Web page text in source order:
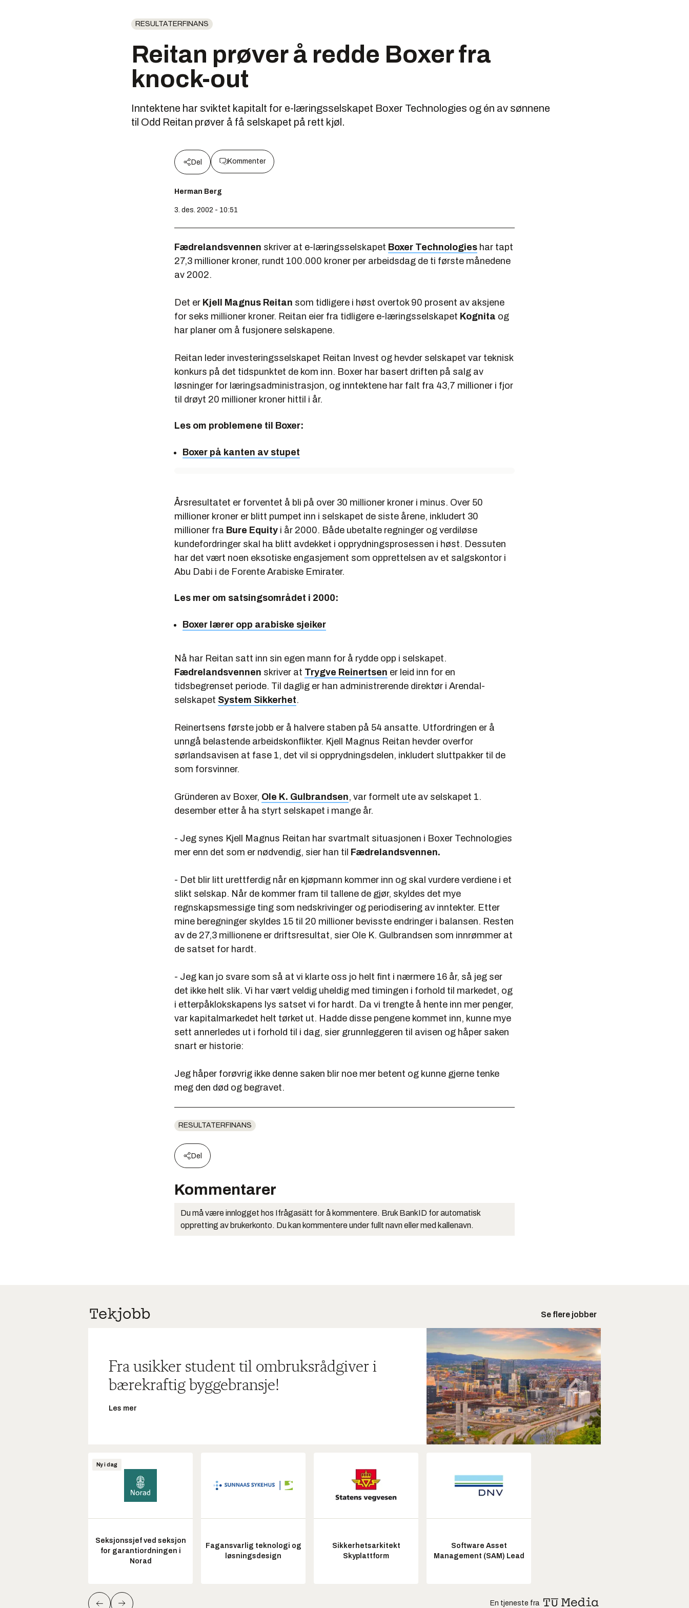
RESULTATERFINANS
Reitan prøver å redde Boxer fra
knock-out
Inntektene har sviktet kapitalt for e-læringsselskapet Boxer Technologies og én av sønnene
til Odd Reitan prøver å få selskapet på rett kjøl.
Del Kommenter
Herman Berg
3. des. 2002 - 10:51
Fædrelandsvennen skriver at e-læringsselskapet Boxer Technologies har tapt
27,3 millioner kroner, rundt 100.000 kroner per arbeidsdag de ti første månedene
av 2002.
Det er Kjell Magnus Reitan som tidligere i høst overtok 90 prosent av aksjene
for seks millioner kroner. Reitan eier fra tidligere e-læringsselskapet Kognita og
har planer om å fusjonere selskapene.
Reitan leder investeringsselskapet Reitan Invest og hevder selskapet var teknisk
konkurs på det tidspunktet de kom inn. Boxer har basert driften på salg av
løsninger for læringsadministrasjon, og inntektene har falt fra 43,7 millioner i fjor
til drøyt 20 millioner kroner hittil i år.
Les om problemene til Boxer:
Boxer på kanten av stupet
Årsresultatet er forventet å bli på over 30 millioner kroner i minus. Over 50
millioner kroner er blitt pumpet inn i selskapet de siste årene, inkludert 30
millioner fra Bure Equity i år 2000. Både ubetalte regninger og verdiløse
kundefordringer skal ha blitt avdekket i opprydningsprosessen i høst. Dessuten
har det vært noen eksotiske engasjement som opprettelsen av et salgskontor i
Abu Dabi i de Forente Arabiske Emirater.
Les mer om satsingsområdet i 2000:
Boxer lærer opp arabiske sjeiker
Nå har Reitan satt inn sin egen mann for å rydde opp i selskapet.
Fædrelandsvennen skriver at Trygve Reinertsen er leid inn for en
tidsbegrenset periode. Til daglig er han administrerende direktør i Arendal-
selskapet System Sikkerhet.
Reinertsens første jobb er å halvere staben på 54 ansatte. Utfordringen er å
unngå belastende arbeidskonflikter. Kjell Magnus Reitan hevder overfor
sørlandsavisen at fase 1, det vil si opprydningsdelen, inkludert sluttpakker til de
som forsvinner.
Gründeren av Boxer, Ole K. Gulbrandsen, var formelt ute av selskapet 1.
desember etter å ha styrt selskapet i mange år.
- Jeg synes Kjell Magnus Reitan har svartmalt situasjonen i Boxer Technologies
mer enn det som er nødvendig, sier han til Fædrelandsvennen.
- Det blir litt urettferdig når en kjøpmann kommer inn og skal vurdere verdiene i et
slikt selskap. Når de kommer fram til tallene de gjør, skyldes det mye
regnskapsmessige ting som nedskrivinger og periodisering av inntekter. Etter
mine beregninger skyldes 15 til 20 millioner bevisste endringer i balansen. Resten
av de 27,3 millionene er driftsresultat, sier Ole K. Gulbrandsen som innrømmer at
de satset for hardt.
- Jeg kan jo svare som så at vi klarte oss jo helt fint i nærmere 16 år, så jeg ser
det ikke helt slik. Vi har vært veldig uheldig med timingen i forhold til markedet, og
i etterpåklokskapens lys satset vi for hardt. Da vi trengte å hente inn mer penger,
var kapitalmarkedet helt tørket ut. Hadde disse pengene kommet inn, kunne mye
sett annerledes ut i forhold til i dag, sier grunnleggeren til avisen og håper saken
snart er historie:
Jeg håper forøvrig ikke denne saken blir noe mer betent og kunne gjerne tenke
meg den død og begravet.
RESULTATERFINANS
Del
Kommentarer
Du må være innlogget hos Ifrågasätt for å kommentere. Bruk BankID for automatisk
oppretting av brukerkonto. Du kan kommentere under fullt navn eller med kallenavn.
Se flere jobber
Fra usikker student til ombruksrådgiver i
bærekraftig byggebransje!
Les mer
Ny i dag
Seksjonssjef ved seksjon
for garantiordningen i
Norad
Fagansvarlig teknologi og
løsningsdesign
Sikkerhetsarkitekt
Skyplattform
Software Asset
Management (SAM) Lead
En tjeneste fra